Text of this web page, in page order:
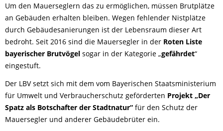
Um den Mauerseglern das zu ermöglichen, müssen Brutplätze
an Gebäuden erhalten bleiben. Wegen fehlender Nistplätze
durch Gebäudesanierungen ist der Lebensraum dieser Art
bedroht. Seit 2016 sind die Mauersegler in der Roten Liste
bayerischer Brutvögel sogar in der Kategorie „gefährdet“
eingestuft.
Der LBV setzt sich mit dem vom Bayerischen Staatsministerium
für Umwelt und Verbraucherschutz geförderten Projekt „Der
Spatz als Botschafter der Stadtnatur“ für den Schutz der
Mauersegler und anderer Gebäudebrüter ein.